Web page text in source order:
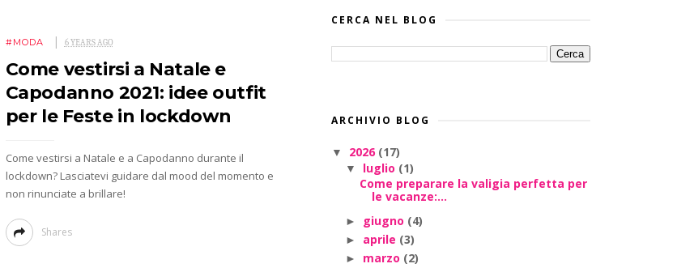
#MODA 6 YEARS AGO
Come vestirsi a Natale e
Capodanno 2021: idee outfit
per le Feste in lockdown
Come vestirsi a Natale e a Capodanno durante il
lockdown? Lasciatevi guidare dal mood del momento e
non rinunciate a brillare!
Shares
CERCA NEL BLOG
ARCHIVIO BLOG
▼ 2026 (17)
▼ luglio (1)
Come preparare la valigia perfetta per
le vacanze:...
► giugno (4)
► aprile (3)
► marzo (2)